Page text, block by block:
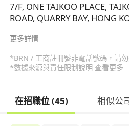
7/F, ONE TAIKOO PLACE,
ROAD, QUARRY BAY, HONG
更多詳情
*BRN / 工商註冊號非電話號碼，請
*數據來源與責任限制說明 查看更多
在招職位 (45) 相似公